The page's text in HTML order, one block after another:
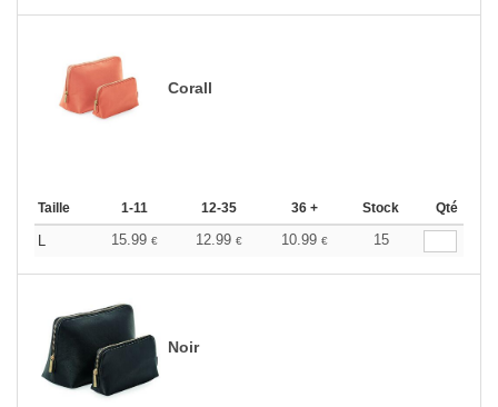
Corall
Taille 1-11 12-35 36 + Stock Qté
L 15.99 € 12.99 € 10.99 € 15
Noir